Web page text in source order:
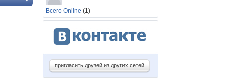
Всего Online (1)
пригласить друзей из других сетей